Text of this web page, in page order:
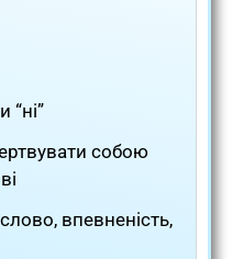
“ні”
собою
впевненість,